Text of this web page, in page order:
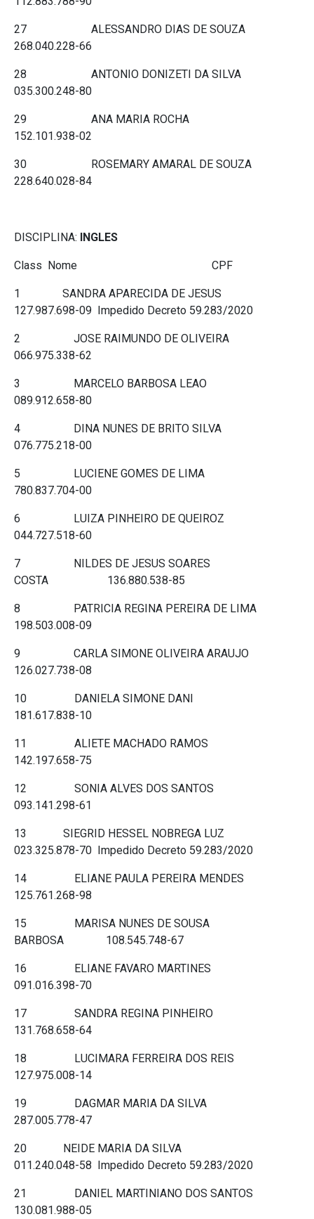
27 ALESSANDRO DIAS DE SOUZA
268.040.228-66
28 ANTONIO DONIZETI DA SILVA
035.300.248-80
29 ANA MARIA ROCHA
152.101.938-02
30 ROSEMARY AMARAL DE SOUZA
228.640.028-84
DISCIPLINA: INGLES
Class Nome CPF
1 SANDRA APARECIDA DE JESUS
127.987.698-09 Impedido Decreto 59.283/2020
2 JOSE RAIMUNDO DE OLIVEIRA
066.975.338-62
3 MARCELO BARBOSA LEAO
089.912.658-80
4 DINA NUNES DE BRITO SILVA
076.775.218-00
5 LUCIENE GOMES DE LIMA
780.837.704-00
6 LUIZA PINHEIRO DE QUEIROZ
044.727.518-60
7 NILDES DE JESUS SOARES
COSTA 136.880.538-85
8 PATRICIA REGINA PEREIRA DE LIMA
198.503.008-09
9 CARLA SIMONE OLIVEIRA ARAUJO
126.027.738-08
10 DANIELA SIMONE DANI
181.617.838-10
11 ALIETE MACHADO RAMOS
142.197.658-75
12 SONIA ALVES DOS SANTOS
093.141.298-61
13 SIEGRID HESSEL NOBREGA LUZ
023.325.878-70 Impedido Decreto 59.283/2020
14 ELIANE PAULA PEREIRA MENDES
125.761.268-98
15 MARISA NUNES DE SOUSA
BARBOSA 108.545.748-67
16 ELIANE FAVARO MARTINES
091.016.398-70
17 SANDRA REGINA PINHEIRO
131.768.658-64
18 LUCIMARA FERREIRA DOS REIS
127.975.008-14
19 DAGMAR MARIA DA SILVA
287.005.778-47
20 NEIDE MARIA DA SILVA
011.240.048-58 Impedido Decreto 59.283/2020
21 DANIEL MARTINIANO DOS SANTOS
130.081.988-05